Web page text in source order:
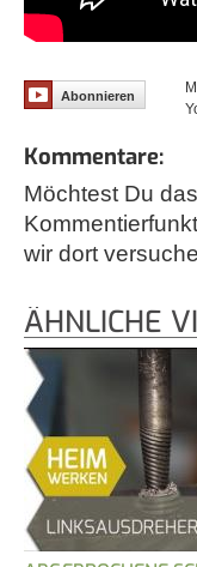
Abonnieren
Kommentare:
Möchtest Du
wir dort
ÄHNLICHE